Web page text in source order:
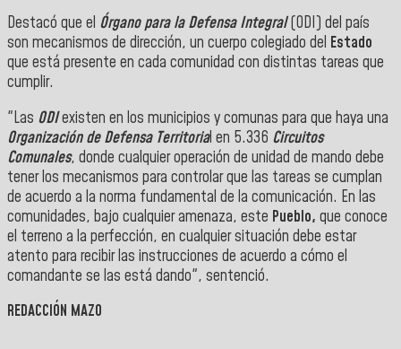
Destacó que el Órgano para la Defensa Integral(ODI) del país
son mecanismos de dirección, un cuerpo colegiado del Estado
que está presente en cada comunidad con distintas tareas que
cumplir.
"Las ODIexisten en los municipios y comunas para que haya una
Organización de Defensa Territorial en 5.336 Circuitos
Comunales, donde cualquier operación de unidad de mando debe
tener los mecanismos para controlar que las tareas se cumplan
de acuerdo a la norma fundamental de la comunicación. En las
comunidades, bajo cualquier amenaza, este Pueblo, que conoce
el terreno a la perfección, en cualquier situación debe estar
atento para recibir las instrucciones de acuerdo a cómo el
comandante se las está dando", sentenció.
REDACCIÓN MAZO